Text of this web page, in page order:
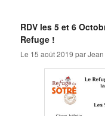
RDV les 5 et 6
Refuge !
Le 15 août 2019 parJean